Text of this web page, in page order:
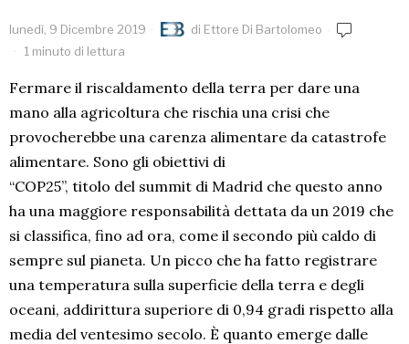
lunedì, 9 Dicembre 2019 di Ettore Di Bartolomeo
1 minuto di lettura
Fermare il riscaldamento della terra per dare una
mano alla agricoltura che rischia una crisi che
provocherebbe una carenza alimentare da catastrofe
alimentare. Sono gli obiettivi di
“COP25”, titolo del summit di Madrid che questo anno
ha una maggiore responsabilità dettata da un 2019 che
si classifica, fino ad ora, come il secondo più caldo di
sempre sul pianeta. Un picco che ha fatto registrare
una temperatura sulla superficie della terra e degli
oceani, addirittura superiore di 0,94 gradi rispetto alla
media del ventesimo secolo. È quanto emerge dalle